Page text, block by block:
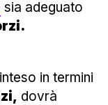
sia adeguato
inteso in termini
dovrà